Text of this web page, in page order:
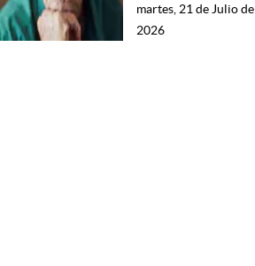
martes, 21 de Julio de
2026